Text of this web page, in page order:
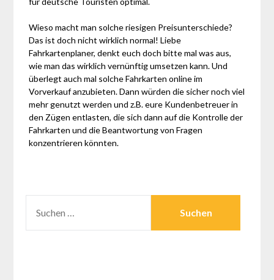
Wieso macht man solche riesigen Preisunterschiede?
Das ist doch nicht wirklich normal! Liebe
Fahrkartenplaner, denkt euch doch bitte mal was aus,
wie man das wirklich vernünftig umsetzen kann. Und
überlegt auch mal solche Fahrkarten online im
Vorverkauf anzubieten. Dann würden die sicher noch viel
mehr genutzt werden und z.B. eure Kundenbetreuer in
den Zügen entlasten, die sich dann auf die Kontrolle der
Fahrkarten und die Beantwortung von Fragen
konzentrieren könnten.
NACH: